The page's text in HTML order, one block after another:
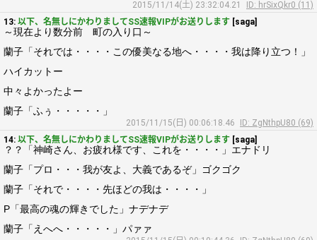
2015/11/14(土) 23:32:04.21
ID: hrSixQkr0 (11)
13: 以下、名無しにかわりましてSS速報VIPがお送りします [saga]
～現在より数分前 町の入り口～
蘭子「それでは・・・・この優美なる地へ・・・・我は降り立つ！」
ハイカットー
中々よかったよー
蘭子「ふぅ・・・・・」
2015/11/15(日) 00:06:18.46
ID: ZgNthpU80 (69)
14: 以下、名無しにかわりましてSS速報VIPがお送りします [saga]
？？「神崎さん、お疲れ様です、これを・・・・」エナドリ
蘭子「プロ・・・我が友よ、大義であるぞ」ゴクゴク
蘭子「それで・・・・先ほどの我は・・・・」
P「最高の魂の輝きでした」ナデナデ
蘭子「えへへ・・・・・」パァァ